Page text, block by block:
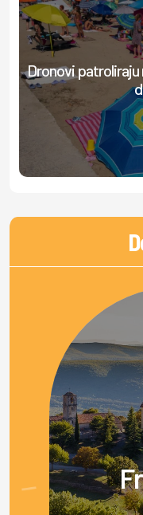
Dronovi patroliraju